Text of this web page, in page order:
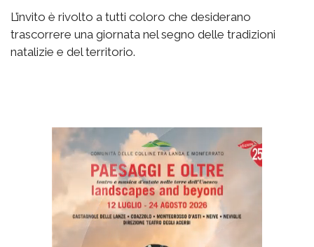
L’invito è rivolto a tutti coloro che desiderano
trascorrere una giornata nel segno delle tradizioni
natalizie e del territorio.